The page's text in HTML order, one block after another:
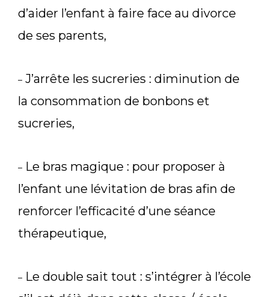
d’aider l’enfant à faire face au divorce
de ses parents,
– J’arrête les sucreries : diminution de
la consommation de bonbons et
sucreries,
– Le bras magique : pour proposer à
l’enfant une lévitation de bras afin de
renforcer l’efficacité d’une séance
thérapeutique,
– Le double sait tout : s’intégrer à l’école